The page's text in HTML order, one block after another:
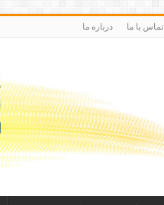
تماس با ما درباره ما